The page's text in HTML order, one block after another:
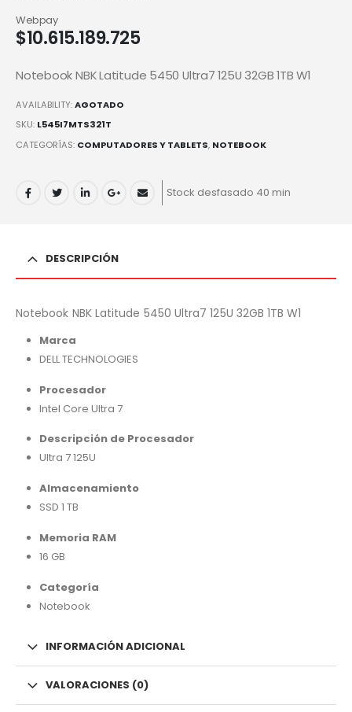
$10.615.189.725
Webpay
Notebook NBK Latitude 5450 Ultra7 125U 32GB 1TB W1
AVAILABILITY:AGOTADO
SKU: L545I7MTS321T
CATEGORÍAS: COMPUTADORES Y TABLETS, NOTEBOOK
Stock desfasado 40 min
DESCRIPCIÓN
Notebook NBK Latitude 5450 Ultra7 125U 32GB 1TB W1
Marca
DELL TECHNOLOGIES
Procesador
Intel Core Ultra 7
Descripción de Procesador
Ultra 7 125U
Almacenamiento
SSD 1 TB
Memoria RAM
16 GB
Categoría
Notebook
INFORMACIÓN ADICIONAL
VALORACIONES (0)